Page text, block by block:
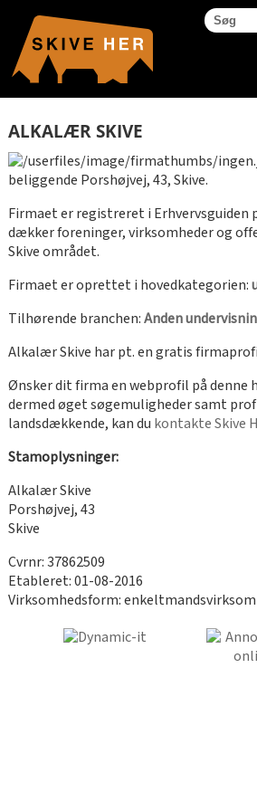
ALKALÆR SKIVE
beliggende Porshøjvej, 43, Skive.
Firmaet er registreret i Erhvervsguiden
dækker foreninger, virksomheder og
Skive området.
Firmaet er oprettet i hovedkategorien:
Tilhørende branchen:Anden
Alkalær Skive har pt. en gratis
Ønsker dit firma en webprofil på denne
dermed øget søgemuligheder samt
landsdækkende, kan du kontakte Skive
Stamoplysninger:
Alkalær Skive
Porshøjvej, 43
Skive
Cvrnr: 37862509
Etableret: 01-08-2016
Virksomhedsform: